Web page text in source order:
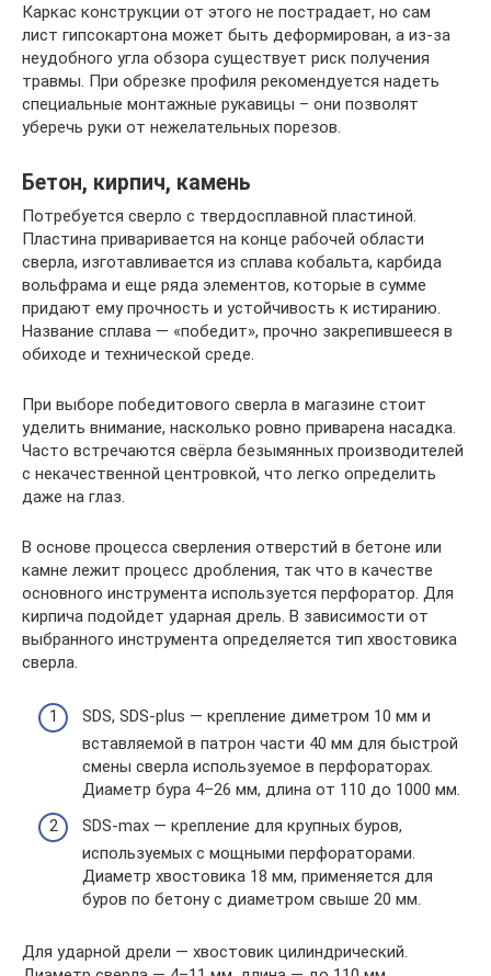
Каркас конструкции от этого не пострадает, но сам
лист гипсокартона может быть деформирован, а из-за
неудобного угла обзора существует риск получения
травмы. При обрезке профиля рекомендуется надеть
специальные монтажные рукавицы – они позволят
уберечь руки от нежелательных порезов.
Бетон, кирпич, камень
Потребуется сверло с твердосплавной пластиной.
Пластина приваривается на конце рабочей области
сверла, изготавливается из сплава кобальта, карбида
вольфрама и еще ряда элементов, которые в сумме
придают ему прочность и устойчивость к истиранию.
Название сплава — «победит», прочно закрепившееся в
обиходе и технической среде.
При выборе победитового сверла в магазине стоит
уделить внимание, насколько ровно приварена насадка.
Часто встречаются свёрла безымянных производителей
с некачественной центровкой, что легко определить
даже на глаз.
В основе процесса сверления отверстий в бетоне или
камне лежит процесс дробления, так что в качестве
основного инструмента используется перфоратор. Для
кирпича подойдет ударная дрель. В зависимости от
выбранного инструмента определяется тип хвостовика
сверла.
SDS, SDS-plus — крепление диметром 10 мм и
вставляемой в патрон части 40 мм для быстрой
смены сверла используемое в перфораторах.
Диаметр бура 4–26 мм, длина от 110 до 1000 мм.
SDS-max — крепление для крупных буров,
используемых с мощными перфораторами.
Диаметр хвостовика 18 мм, применяется для
буров по бетону с диаметром свыше 20 мм.
Для ударной дрели — хвостовик цилиндрический.